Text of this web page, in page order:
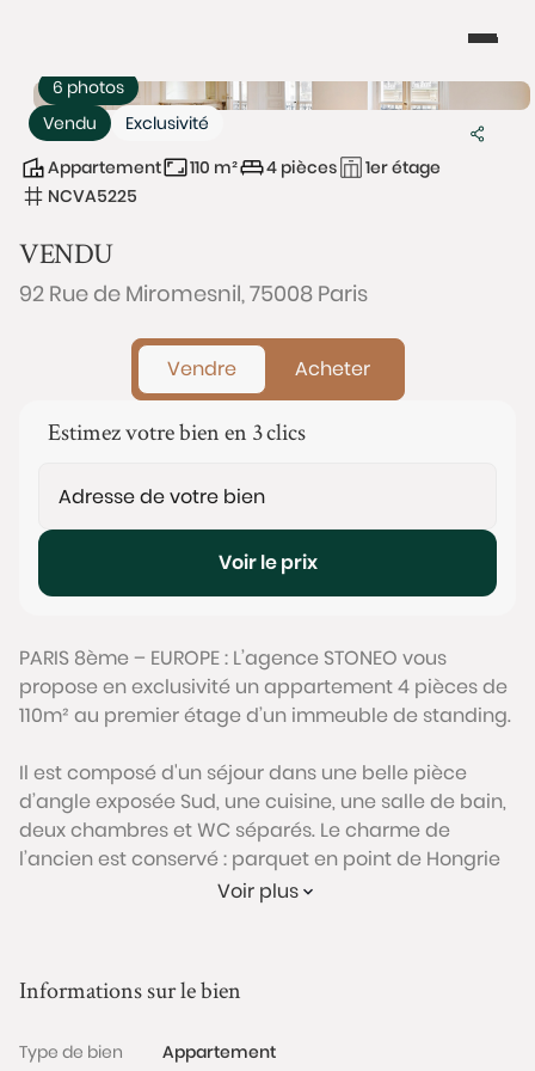
Vendu Exclusivité
6 photos
Appartement 110 m² 4 pièces
1er étage
NCVA5225
VENDU
92 Rue de Miromesnil, 75008 Paris
Vendre Acheter
Estimez votre bien en 3 clics
Voir le prix
PARIS 8ème – EUROPE : L’agence STONEO vous
propose en exclusivité un appartement 4 pièces de
110m² au premier étage d’un immeuble de standing.
Il est composé d'un séjour dans une belle pièce
d’angle exposée Sud, une cuisine, une salle de bain,
deux chambres et WC séparés. Le charme de
l’ancien est conservé : parquet en point de Hongrie
et , moulures et cheminée.
par la présence de nombreuses fenêtres et une
Voir plus
Informations sur le bien
Type de bien
Appartement